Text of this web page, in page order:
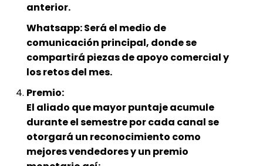
anterior.
Whatsapp: Será el medio de
comunicación principal, donde se
compartirá piezas de apoyo comercial y
los retos del mes.
Premio:
El aliado que mayor puntaje acumule
durante el semestre por cada canal se
otorgará un reconocimiento como
mejores vendedores y un premio